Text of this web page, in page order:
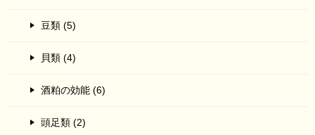
豆類 (5)
貝類 (4)
酒粕の効能 (6)
頭足類 (2)